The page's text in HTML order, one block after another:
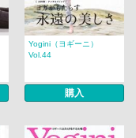
Yogini（ヨギーニ）
Vol.44
購入